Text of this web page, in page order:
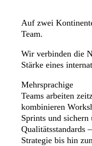
Auf zwei
Team.
Wir verbinden die
Stärke eines
Mehrsprachige
Teams arbeiten
kombinieren
Sprints und
Qualitätsstandards
Strategie bis hin